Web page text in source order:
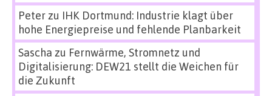
Peterzu IHK Dortmund: Industrie klagt über
hohe Energiepreise und fehlende Planbarkeit
Sascha zu Fernwärme, Stromnetz und
Digitalisierung: DEW21 stellt die Weichen für
die Zukunft